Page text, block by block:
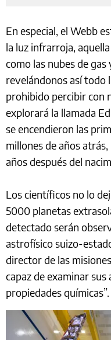
En especial, el Webb
la luz infrarroja,
como las nubes de
revelándonos así todo
prohibido percibir con
explorará la llamada
se encendieron las
millones de años
años después del
Los científicos no lo
5000 planetas
detectado serán
astrofísico suizo-
director de las
capaz de examinar
propiedades químicas”.